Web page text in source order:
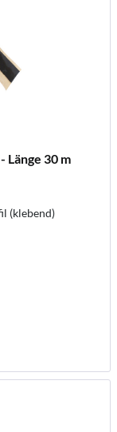
Länge 30 m
(klebend)